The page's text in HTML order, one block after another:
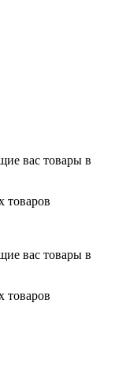
вас товары в
товаров
вас товары в
товаров